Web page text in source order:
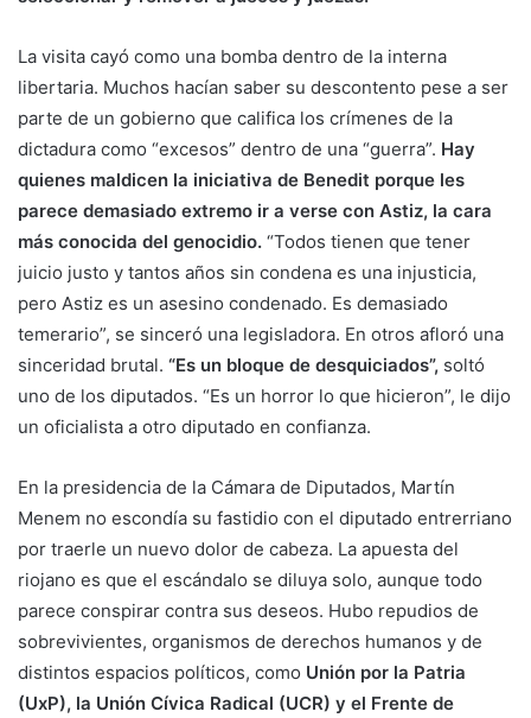
La visita cayó como una bomba dentro de la interna
libertaria. Muchos hacían saber su descontento pese a ser
parte de un gobierno que califica los crímenes de la
dictadura como “excesos” dentro de una “guerra”. Hay
quienes maldicen la iniciativa de Benedit porque les
parece demasiado extremo ir a verse con Astiz, la cara
más conocida del genocidio. “Todos tienen que tener
juicio justo y tantos años sin condena es una injusticia,
pero Astiz es un asesino condenado. Es demasiado
temerario”, se sinceró una legisladora. En otros afloró una
sinceridad brutal. “Es un bloque de desquiciados”, soltó
uno de los diputados. “Es un horror lo que hicieron”, le dijo
un oficialista a otro diputado en confianza.
En la presidencia de la Cámara de Diputados, Martín
Menem no escondía su fastidio con el diputado entrerriano
por traerle un nuevo dolor de cabeza. La apuesta del
riojano es que el escándalo se diluya solo, aunque todo
parece conspirar contra sus deseos. Hubo repudios de
sobrevivientes, organismos de derechos humanos y de
distintos espacios políticos, como Unión por la Patria
(UxP), la Unión Cívica Radical (UCR) y el Frente de